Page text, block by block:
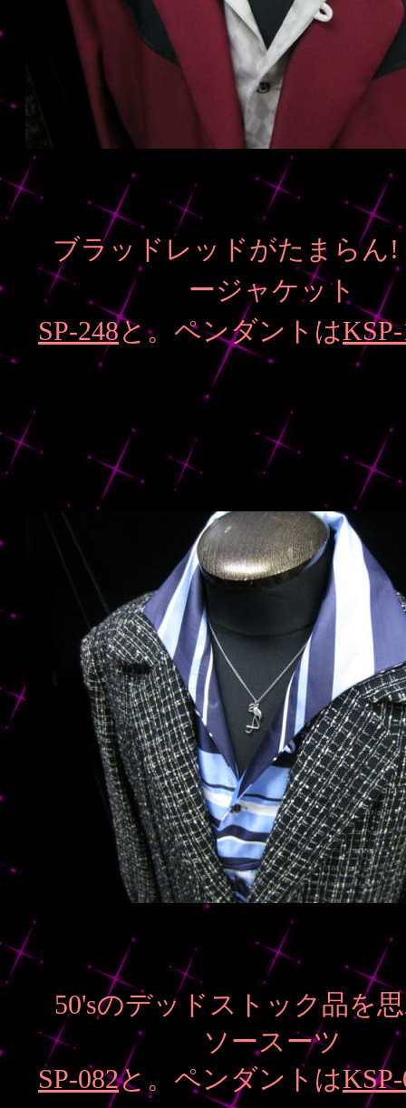
ブラッドレッドがたまらん!
ージャケット
SP-248と。ペンダントは
50'sのデッドストック品を
ソースーツ
SP-082と。ペンダントは